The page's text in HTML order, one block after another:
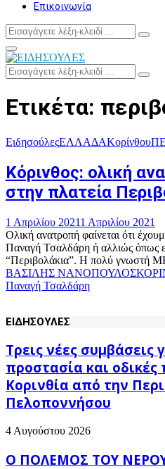
Επικοινωνία
Search
for:
Facebook
Twitter
Instagram
Youtube
Primary
Menu
Search
for:
Ετικέτα:
ΕιδησούλεςΕΛΛΑΔΑΚορίνθου
Κόρινθος: ολική
στην πλατεία
1 Απριλίου 20211 Απριλίου 2021
Ολική ανατροπή φαίνεται ότι
Παναγή Τσαλδάρη ή αλλιώς όπως
“Περιβολάκια”. Η πολύ γνωστή
ΒΑΣΙΛΗΣ ΝΑΝΟΠΟΥΛΟΣ
Παναγή Τσαλδάρη
ΕΙΔΗΣΟΥΛΕΣ
Τρεις νέες συμβάσεις
προστασία και
Κορινθία από την
Πελοποννήσου
4 Αυγούστου 2026
Ο ΠΟΛΕΜΟΣ ΤΟΥ